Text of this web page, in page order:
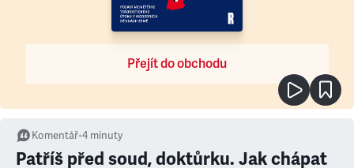
Přejít do obchodu
Komentář•4 minuty
Patříš před soud, doktůrku. Jak chápat